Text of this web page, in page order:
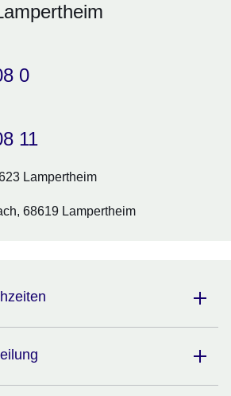
0
11
Lampertheim
68619 Lampertheim